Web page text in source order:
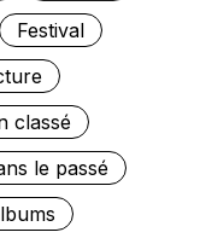
Festival
classé
le passé